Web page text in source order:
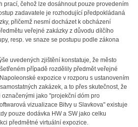
prací, čehož lze dosáhnout pouze provedením
zadavatele je rozhodující předpokládaná
přičemž nesmí docházet k obcházení
veřejné zakázky z důvodu dílčího
resp. ve snaze se postupu podle zákona
uvedených zjištění konstatuje, že město
případě rozdělily předmět veřejné
expozice v rozporu s ustanovením
zakázek, a to přes skutečnost, že
jako "projekční dóm pro
vizualizace Bitvy u Slavkova" existuje
pouze dodávka HW a SW jako celku
předmětné virtuální expozice.